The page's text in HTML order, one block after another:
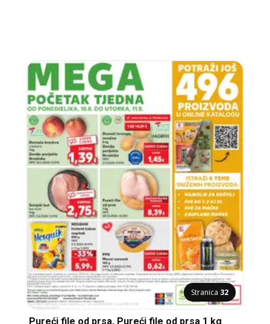
Stranica 32
Pureći file od prsa, Pureći file od prsa 1 kg